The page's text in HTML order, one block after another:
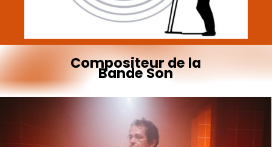
Compositeurdela
BandeSon